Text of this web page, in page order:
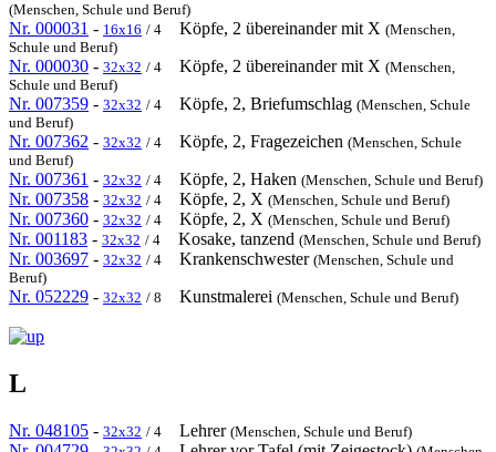
(Menschen, Schule und Beruf)
Nr. 000031 - 16x16 / 4 Köpfe, 2 übereinander mit X (Menschen,
Schule und Beruf)
Nr. 000030 - 32x32 / 4 Köpfe, 2 übereinander mit X (Menschen,
Schule und Beruf)
Nr. 007359 - 32x32 / 4 Köpfe, 2, Briefumschlag (Menschen, Schule
und Beruf)
Nr. 007362 - 32x32 / 4 Köpfe, 2, Fragezeichen (Menschen, Schule
und Beruf)
Nr. 007361 - 32x32 / 4 Köpfe, 2, Haken (Menschen, Schule und Beruf)
Nr. 007358 - 32x32 / 4 Köpfe, 2, X (Menschen, Schule und Beruf)
Nr. 007360 - 32x32 / 4 Köpfe, 2, X (Menschen, Schule und Beruf)
Nr. 001183 - 32x32 / 4 Kosake, tanzend (Menschen, Schule und Beruf)
Nr. 003697 - 32x32 / 4 Krankenschwester (Menschen, Schule und
Beruf)
Nr. 052229 - 32x32 / 8 Kunstmalerei (Menschen, Schule und Beruf)
L
Nr. 048105 - 32x32 / 4 Lehrer (Menschen, Schule und Beruf)